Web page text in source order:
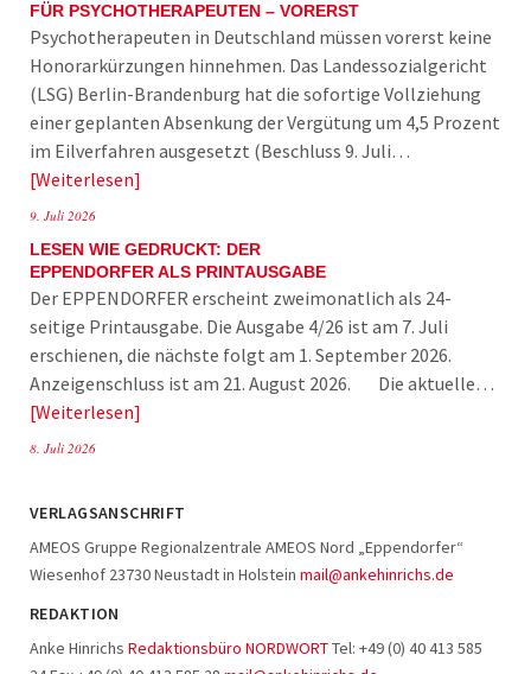
FÜR PSYCHOTHERAPEUTEN – VORERST
Psychotherapeuten in Deutschland müssen vorerst keine
Honorarkürzungen hinnehmen. Das Landessozialgericht
(LSG) Berlin-Brandenburg hat die sofortige Vollziehung
einer geplanten Absenkung der Vergütung um 4,5 Prozent
im Eilverfahren ausgesetzt (Beschluss 9. Juli…
Weiterlesen
9. Juli 2026
LESEN WIE GEDRUCKT: DER
EPPENDORFER ALS PRINTAUSGABE
Der EPPENDORFER erscheint zweimonatlich als 24-
seitige Printausgabe. Die Ausgabe 4/26 ist am 7. Juli
erschienen, die nächste folgt am 1. September 2026.
Anzeigenschluss ist am 21. August 2026. Die aktuelle…
Weiterlesen
8. Juli 2026
VERLAGSANSCHRIFT
AMEOS Gruppe Regionalzentrale AMEOS Nord „Eppendorfer“
Wiesenhof 23730 Neustadt in Holstein mail@ankehinrichs.de
REDAKTION
Anke Hinrichs Redaktionsbüro NORDWORTTel: +49 (0) 40 413 585